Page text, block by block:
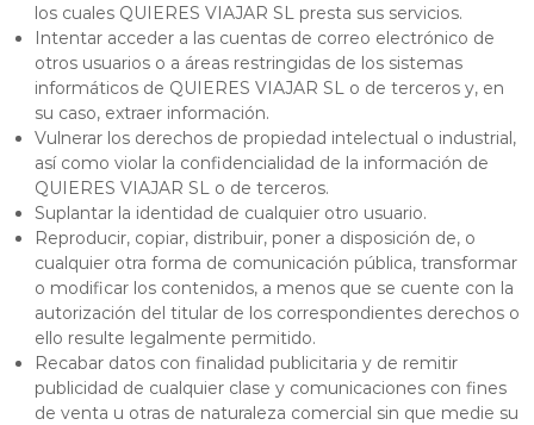
los cuales QUIERES VIAJAR SL presta sus servicios.
Intentar acceder a las cuentas de correo electrónico de
otros usuarios o a áreas restringidas de los sistemas
informáticos de QUIERES VIAJAR SL o de terceros y, en
su caso, extraer información.
Vulnerar los derechos de propiedad intelectual o industrial,
así como violar la confidencialidad de la información de
QUIERES VIAJAR SL o de terceros.
Suplantar la identidad de cualquier otro usuario.
Reproducir, copiar, distribuir, poner a disposición de, o
cualquier otra forma de comunicación pública, transformar
o modificar los contenidos, a menos que se cuente con la
autorización del titular de los correspondientes derechos o
ello resulte legalmente permitido.
Recabar datos con finalidad publicitaria y de remitir
publicidad de cualquier clase y comunicaciones con fines
de venta u otras de naturaleza comercial sin que medie su